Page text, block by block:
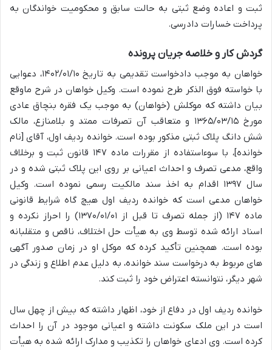
ثبت و اعاده وضع ثبتی به حالت سابق و محکومیت خواندگان به
پرداخت خسارات دادرسی.
گردش کار و خلاصه جریان پرونده
خواهان به موجب دادخواست تقدیمی به تاریخ ۱۴۰۲/۰۱/۱۰، دعوایی
با خواسته فوق الذکر طرح نموده است. وکیل خواهان در شرح ماوقع
بیان داشته که موکلش (خواهان) به موجب یک فقره بنچاق عادی
مورخ ۱۳۶۵/۰۳/۱۵ و متعاقب آن تصرفات ممتد و بلامنازع، مالک
شش دانگ پلاک ثبتی مذکور بوده است. خوانده ردیف اول، آقای [نام
خوانده]، با سوءاستفاده از مقررات ماده ۱۴۷ قانون ثبت و برخلاف
واقع، مدعی تصرف و احداث اعیانی بر روی این پلاک ثبتی شده و در
سال ۱۳۹۷ اقدام به اخذ سند مالکیت رسمی نموده است. وکیل
خواهان مدعی است که خوانده ردیف اول هیچ گاه شرایط قانونی
ماده ۱۴۷ (از جمله تصرف تا قبل از ۱۳۷۰/۰۱/۰۱) را احراز نکرده و
اسناد ارائه شده توسط وی به هیأت حل اختلاف، ناقص و متقلبانه
بوده است. همچنین تأکید کرده که موکل او در زمان صدور آگهی
های مربوط به درخواست سند خوانده، به دلیل عدم اطلاع و زندگی در
شهر دیگر، نتوانسته اعتراض خود را ثبت کند.
خوانده ردیف اول در دفاع از خود، اظهار داشته که بیش از چهل سال
است در این ملک سکونت داشته و اعیانی موجود در آن را احداث
کرده است. وی ادعای خواهان را تکذیب و مدارک ارائه شده به هیأت